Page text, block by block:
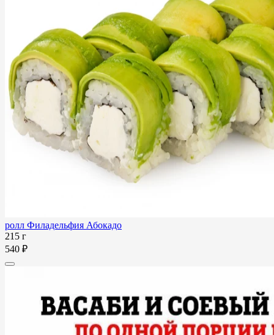
ролл Филадельфия Абокадо
215 г
540 ₽